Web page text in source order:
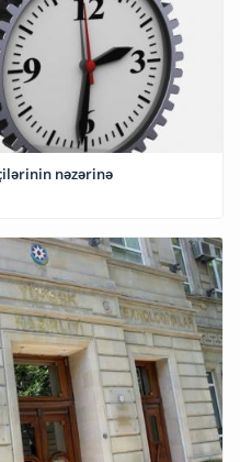
nəzərinə